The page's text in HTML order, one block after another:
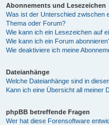
Abonnements und Lesezeichen
Was ist der Unterschied zwischen
Thema oder Forum?
Wie kann ich ein Lesezeichen auf
Wie kann ich ein Forum
Wie deaktiviere ich meine
Dateianhänge
Welche Dateianhänge sind in
Kann ich eine Übersicht all meiner
phpBB betreffende Fragen
Wer hat diese Forensoftware